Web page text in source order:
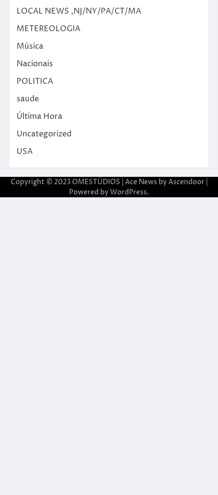
LOCAL NEWS ,NJ/NY/PA/CT/MA
METEREOLOGIA
Música
Nacionais
POLITICA
saude
Última Hora
Uncategorized
USA
Copyright © 2023 OMESTÚDIOS | Ace News by Ascendoor|
Powered by WordPress.